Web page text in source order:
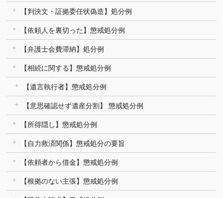
【判決文・証拠委任状偽造】処分例
【依頼人を裏切った】懲戒処分例
【弁護士会費滞納】処分例
【相続に関する】懲戒処分例
【遺言執行者】懲戒処分例
【意思確認せず遺産分割】 懲戒処分例
【所得隠し】懲戒処分例
【自力救済関係】懲戒処分の要旨
【依頼者から借金】懲戒処分例
【根拠のない主張】懲戒処分例